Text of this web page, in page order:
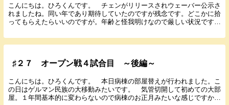
こんにちは。ひろくんです。 チェンがリリースされウェーバー公示さ
れましたね。同い年であり期待していたのですが残念です。どこかに拾
ってもらえたらいいのですが。年齢と怪我明けなので厳しい状況です
♯２７ オープン戦４試合目 ～後編～
こんにちは。ひろくんです。 本日病棟の部屋替えが行われました。こ
の日はゲルマン民族の大移動みたいです。 気管切開して初めての大部
屋。１年間基本的に変わらないので病棟のお正月みたいな感じですか